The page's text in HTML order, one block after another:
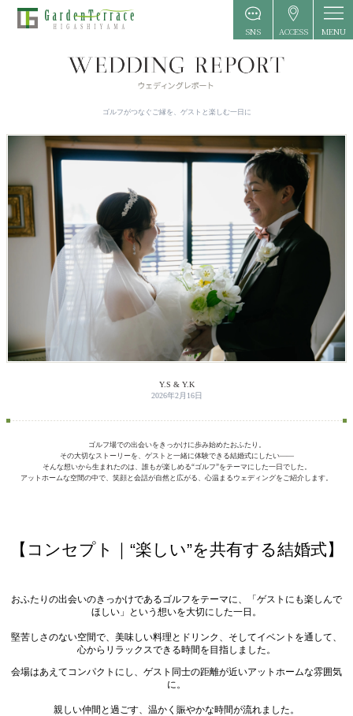
SNS ACCESS MENU
ゴルフがつなぐご縁を、ゲストと楽しむ一日に
Y.S & Y.K
2026年2月16日
ゴルフ場での出会いをきっかけに歩み始めたおふたり。
その大切なストーリーを、ゲストと一緒に体験できる結婚式にしたい——
そんな想いから生まれたのは、誰もが楽しめる“ゴルフ”をテーマにした一日でした。
アットホームな空間の中で、笑顔と会話が自然と広がる、心温まるウェディングをご紹介します。
【コンセプト｜“楽しい”を共有する結婚式】
おふたりの出会いのきっかけであるゴルフをテーマに、「ゲストにも楽しんで
ほしい」という想いを大切にした一日。
堅苦しさのない空間で、美味しい料理とドリンク、そしてイベントを通して、
心からリラックスできる時間を目指しました。
会場はあえてコンパクトにし、ゲスト同士の距離が近いアットホームな雰囲気
に。
親しい仲間と過ごす、温かく賑やかな時間が流れました。